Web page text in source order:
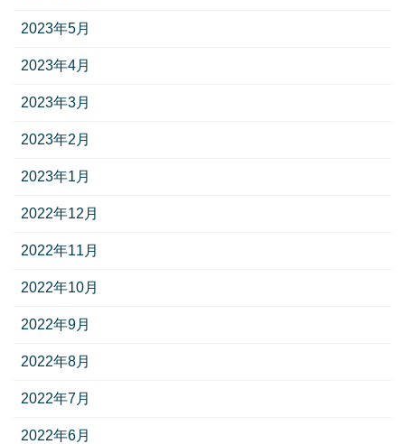
2023年5月
2023年4月
2023年3月
2023年2月
2023年1月
2022年12月
2022年11月
2022年10月
2022年9月
2022年8月
2022年7月
2022年6月